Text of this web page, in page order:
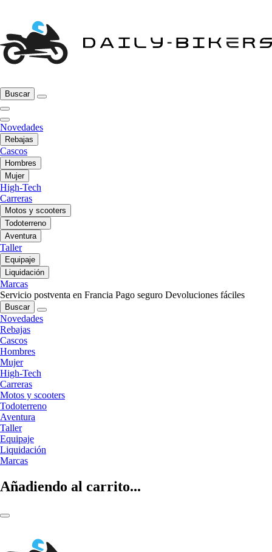
Buscar
Novedades
Rebajas
Cascos
Hombres
Mujer
High-Tech
Carreras
Motos y scooters
Todoterreno
Aventura
Taller
Equipaje
Liquidación
Marcas
Servicio postventa en Francia Pago seguro Devoluciones fáciles
Buscar
Novedades
Rebajas
Cascos
Hombres
Mujer
High-Tech
Carreras
Motos y scooters
Todoterreno
Aventura
Taller
Equipaje
Liquidación
Marcas
Añadiendo al carrito...